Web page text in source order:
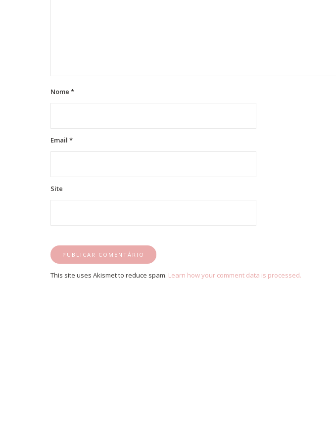
Nome *
Email *
Site
This site uses Akismet to reduce spam. Learn how your comment data is processed.